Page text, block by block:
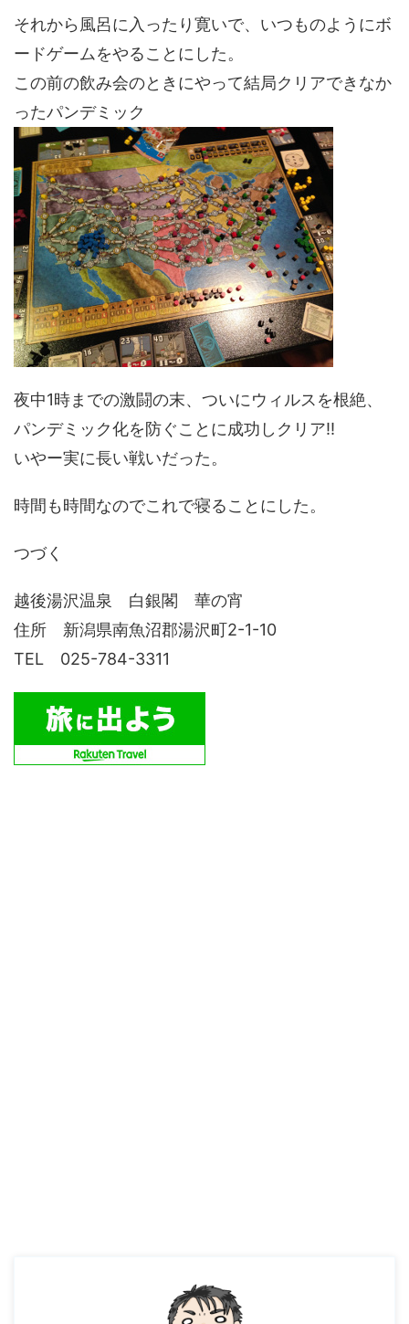
それから風呂に入ったり寛いで、いつものようにボ
ードゲームをやることにした。
この前の飲み会のときにやって結局クリアできなか
ったパンデミック
夜中1時までの激闘の末、ついにウィルスを根絶、
パンデミック化を防ぐことに成功しクリア!!
いやー実に長い戦いだった。
時間も時間なのでこれで寝ることにした。
つづく
越後湯沢温泉 白銀閣 華の宵
住所 新潟県南魚沼郡湯沢町2-1-10
TEL 025-784-3311